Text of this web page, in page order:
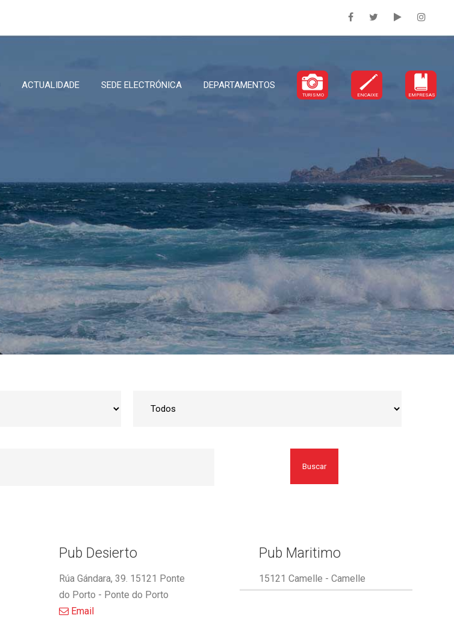
ACTUALIDADE SEDE ELECTRÓNICA DEPARTAMENTOS
TURISMO ENCAIXE EMPRESAS
Buscar
Pub Desierto
Rúa Gándara, 39. 15121 Ponte
do Porto - Ponte do Porto
Email
Pub Maritimo
15121 Camelle - Camelle